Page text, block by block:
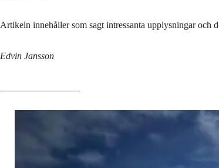
Artikeln innehåller som sagt intressanta upplysningar och
Edvin Jansson